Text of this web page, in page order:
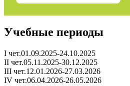
Учебные периоды
I чет.01.09.2025-24.10.2025
II чет.05.11.2025-30.12.2025
III чет.12.01.2026-27.03.2026
IV чет.06.04.2026-26.05.2026